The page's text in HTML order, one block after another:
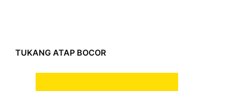
TUKANG ATAP BOCOR